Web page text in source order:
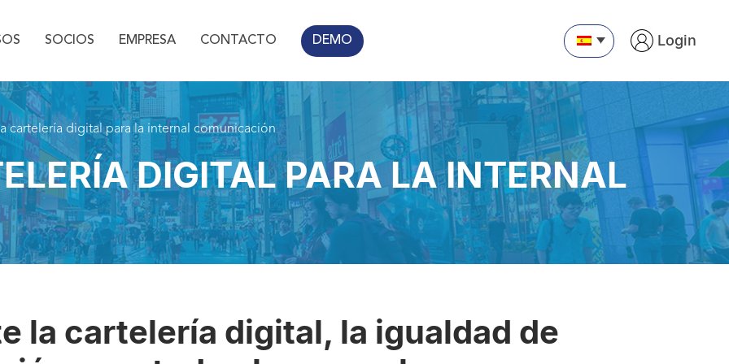
SOCIOS EMPRESA CONTACTO DEMO Login
cartelería digital para la internal comunicación
DIGITAL PARA LA INTERNAL
la cartelería digital, la igualdad de